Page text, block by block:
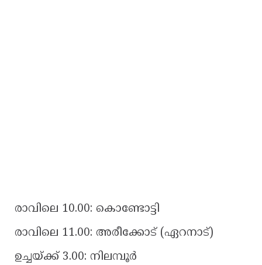
രാവിലെ 10.00: കൊണ്ടോട്ടി
രാവിലെ 11.00: അരീക്കോട് (ഏറനാട്)
ഉച്ചയ്ക്ക് 3.00: നിലമ്പൂർ